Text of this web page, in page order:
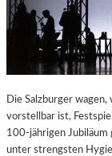
Die Salzburger wagen,
vorstellbar ist,
100-jährigen Jubiläum
unter strengsten